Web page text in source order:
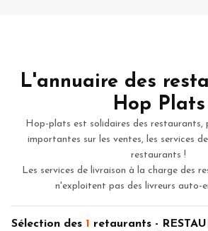
L'annuaire des
Hop Plats
Hop-plats est solidaires des restaurants,
importantes sur les ventes, les services
restaurants !
Les services de livraison à la charge des
n'exploitent pas des livreurs auto-
Sélection des 1 retaurants -